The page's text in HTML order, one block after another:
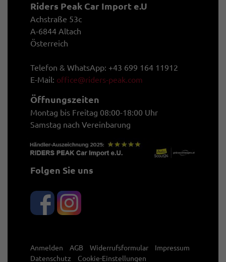
Riders Peak Car Import e.U
Achstraße 53c
A-6844 Altach
Österreich
Telefon & WhatsApp: +43 699 164 11912
E-Mail: office@riders-peak.com
Öffnungszeiten
Montag bis Freitag 08:00-18:00 Uhr
Samstag nach Vereinbarung
Folgen Sie uns
Anmelden AGB Widerrufsformular
Impressum
Datenschutz
Cookie-Einstellungen